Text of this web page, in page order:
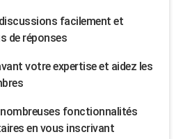
facilement et
de réponses
votre expertise et aidez les
fonctionnalités
en vous inscrivant